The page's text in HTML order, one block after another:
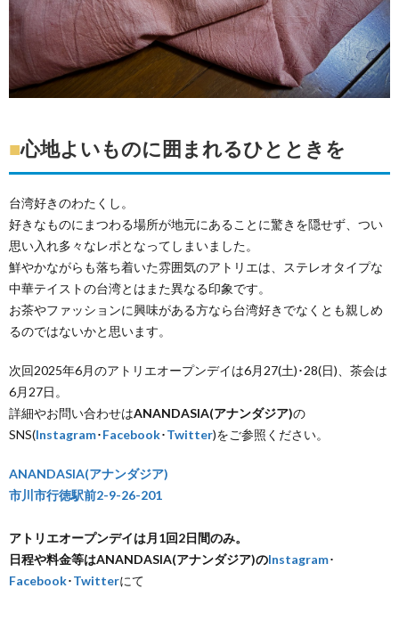
■心地よいものに囲まれるひとときを
台湾好きのわたくし。
好きなものにまつわる場所が地元にあることに驚きを隠せず、つい
思い入れ多々なレポとなってしまいました。
鮮やかながらも落ち着いた雰囲気のアトリエは、ステレオタイプな
中華テイストの台湾とはまた異なる印象です。
お茶やファッションに興味がある方なら台湾好きでなくとも親しめ
るのではないかと思います。
次回2025年6月のアトリエオープンデイは6月27(土)･28(日)、茶会は
6月27日。
詳細やお問い合わせはANANDASIA(アナンダジア)の
SNS(Instagram･Facebook･Twitter)をご参照ください。
ANANDASIA(アナンダジア)
市川市行徳駅前2-9-26-201
アトリエオープンデイは月1回2日間のみ。
日程や料金等はANANDASIA(アナンダジア)のInstagram･
Facebook･Twitterにて